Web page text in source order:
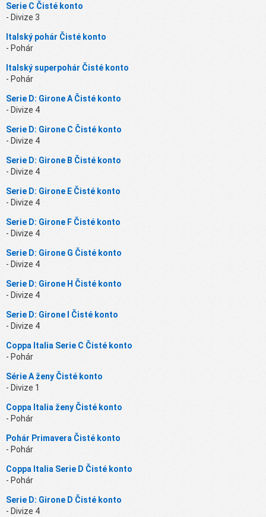
Serie C Čisté konto
- Divize 3
Italský pohár Čisté konto
- Pohár
Italský superpohár Čisté konto
- Pohár
Serie D: Girone A Čisté konto
- Divize 4
Serie D: Girone C Čisté konto
- Divize 4
Serie D: Girone B Čisté konto
- Divize 4
Serie D: Girone E Čisté konto
- Divize 4
Serie D: Girone F Čisté konto
- Divize 4
Serie D: Girone G Čisté konto
- Divize 4
Serie D: Girone H Čisté konto
- Divize 4
Serie D: Girone I Čisté konto
- Divize 4
Coppa Italia Serie C Čisté konto
- Pohár
Série A ženy Čisté konto
- Divize 1
Coppa Italia ženy Čisté konto
- Pohár
Pohár Primavera Čisté konto
- Pohár
Coppa Italia Serie D Čisté konto
- Pohár
Serie D: Girone D Čisté konto
- Divize 4